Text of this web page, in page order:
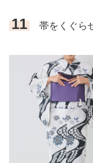
11 帯をくぐら